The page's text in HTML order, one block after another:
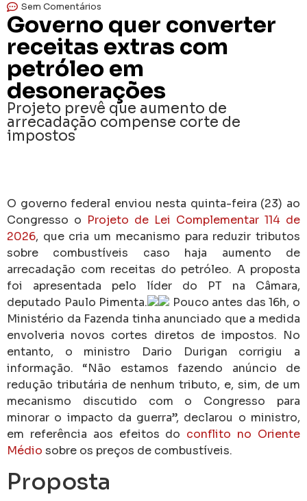
Sem Comentários
Governo quer converter
receitas extras com
petróleo em
desonerações
Projeto prevê que aumento de
arrecadação compense corte de
impostos
O governo federal enviou nesta quinta-feira (23) ao
Congresso o Projeto de Lei Complementar 114 de
2026, que cria um mecanismo para reduzir tributos
sobre combustíveis caso haja aumento de
arrecadação com receitas do petróleo. A proposta
foi apresentada pelo líder do PT na Câmara,
deputado Paulo Pimenta.
Pouco antes das 16h, o
Ministério da Fazenda tinha anunciado que a medida
envolveria novos cortes diretos de impostos. No
entanto, o ministro Dario Durigan corrigiu a
informação. “Não estamos fazendo anúncio de
redução tributária de nenhum tributo, e, sim, de um
mecanismo discutido com o Congresso para
minorar o impacto da guerra”, declarou o ministro,
em referência aos efeitos do conflito no Oriente
Médio sobre os preços de combustíveis.
Proposta